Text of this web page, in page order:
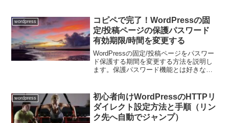
にコードを追記する、CSSを追加す
る、...
wordpress
コピペで完了！WordPressの固
定/投稿ページの保護パスワード
有効期限/時間を変更する
WordPressの固定/投稿ページをパスワー
ド保護する期間を変更する方法を説明し
ます。保護パスワード機能とは好きな投
スワード保護」はWordPressのユーザー
ログイ...
wordpress
初心者向けWordPressのHTTPリ
ダイレクト設定方法と手順（リン
ク先へ自動でジャンプ）